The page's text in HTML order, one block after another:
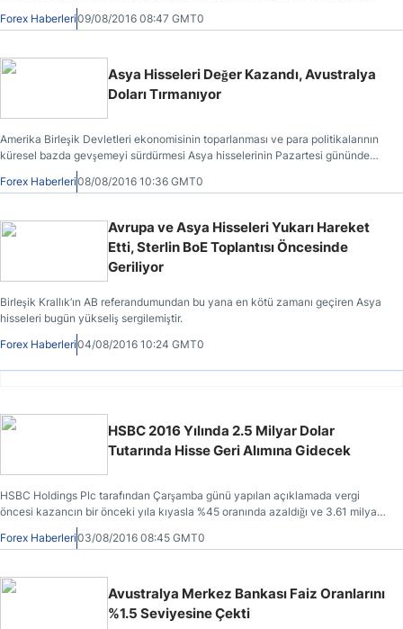
düşüş yaşamasına ve 1.2981 seviyesine gerilemesine neden olmuştur.
Forex Haberleri09/08/2016 08:47 GMT0
Asya Hisseleri Değer Kazandı, Avustralya
Doları Tırmanıyor
Amerika Birleşik Devletleri ekonomisinin toparlanması ve para politikalarının
küresel bazda gevşemeyi sürdürmesi Asya hisselerinin Pazartesi gününde
son bir yılın en yüksek seviyelerine erişmesine yol açmıştır.
Forex Haberleri08/08/2016 10:36 GMT0
Avrupa ve Asya Hisseleri Yukarı Hareket
Etti, Sterlin BoE Toplantısı Öncesinde
Geriliyor
Birleşik Krallık’ın AB referandumundan bu yana en kötü zamanı geçiren Asya
hisseleri bugün yükseliş sergilemiştir.
Forex Haberleri04/08/2016 10:24 GMT0
HSBC 2016 Yılında 2.5 Milyar Dolar
Tutarında Hisse Geri Alımına Gidecek
HSBC Holdings Plc tarafından Çarşamba günü yapılan açıklamada vergi
öncesi kazancın bir önceki yıla kıyasla %45 oranında azaldığı ve 3.61 milyar
dolara gerilediği belirtilmiştir.
Forex Haberleri03/08/2016 08:45 GMT0
Avustralya Merkez Bankası Faiz Oranlarını
%1.5 Seviyesine Çekti